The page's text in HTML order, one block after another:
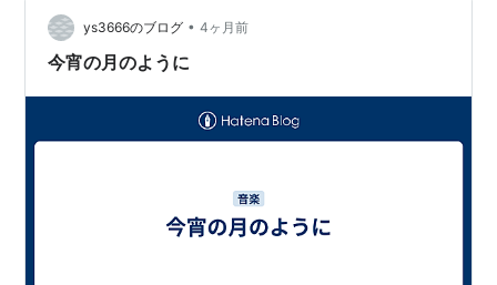
ys3666のブログ • 4ヶ月前
今宵の月のように